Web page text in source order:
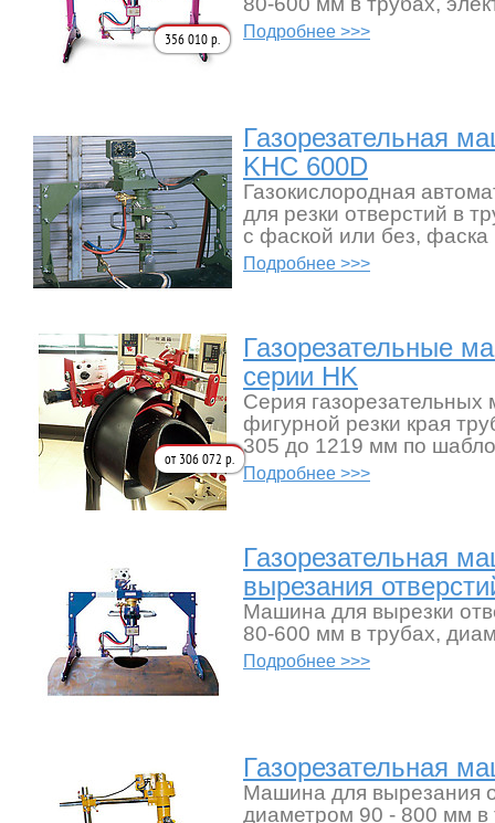
356 010 р. Подробнее >>>
Газорезательная
KHC 600D
Газокислородная
для резки отверстий в
с фаской или без, фаска
Подробнее >>>
Газорезательные
серии HK
Серия
фигурной резки края
305 до 1219 мм по
от 306 072 р.
Подробнее >>>
Газорезательная
вырезания
Машина для вырезки
80-600 мм в трубах,
Подробнее >>>
Газорезательная
Машина для вырезания
диаметром 90 - 800 мм